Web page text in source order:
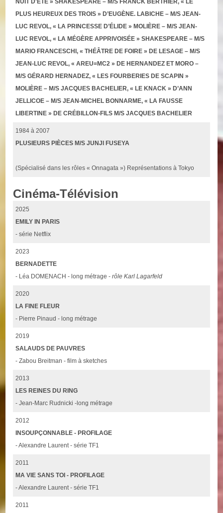
NUIT D'ÉTÉ » SHAKESPEARE – M/S FRANCK BERTHIER, « LE
PLUS HEUREUX DES TROIS » D’EUGÈNE. LABICHE – M/S JEAN-
LUC REVOL, « LA PRINCESSE D’ÉLIDE » MOLIÈRE – M/S JEAN-
LUC REVOL, « LA MÉGÈRE APPRIVOISÉE » SHAKESPEARE – M/S
MARIO FRANCESCHI, « THÉÂTRE DE FOIRE » DE LESAGE – M/S
JEAN-LUC REVOL, « AREU=MC2 » DE HERNANDEZ ET MORO –
M/S GÉRARD HERNADEZ, « LES FOURBERIES DE SCAPIN »
MOLIÈRE – M/S JACQUES BACHELIER, « LE KNACK » D’ANN
JELLICOE – M/S JEAN-MICHEL BONNARME, « LA FAUSSE
LIBERTINE » DE CRÉBILLON-FILS M/S JACQUES BACHELIER
1984 à 2007
PLUSIEURS PIÈCES M/S JUNJI FUSEYA
(Spécialisé dans les rôles « Onnagata ») Représentations à Tokyo
Cinéma-Télévision
2025
EMILY IN PARIS
- série Netflix
2023
BERNADETTE
- Léa DOMENACH - long métrage -rôle Karl Lagarfeld
2020
LA FINE FLEUR
- Pierre Pinaud - long métrage
2019
SALAUDS DE PAUVRES
- Zabou Breitman - film à sketches
2013
LES REINES DU RING
- Jean-Marc Rudnicki -long métrage
2012
INSOUPÇONNABLE - PROFILAGE
- Alexandre Laurent - série TF1
2011
MA VIE SANS TOI - PROFILAGE
- Alexandre Laurent - série TF1
2011